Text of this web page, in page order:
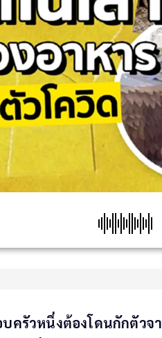
บครัวหนึ่งต้องโดนกักตัวจ